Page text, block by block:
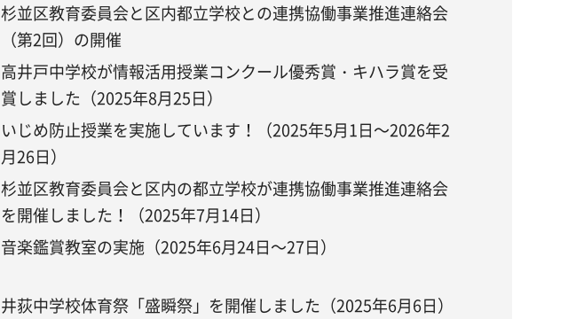
杉並区教育委員会と区内都立学校との連携協働事業推進連絡会
（第2回）の開催
高井戸中学校が情報活用授業コンクール優秀賞・キハラ賞を受
賞しました（2025年8月25日）
いじめ防止授業を実施しています！（2025年5月1日～2026年2
月26日）
杉並区教育委員会と区内の都立学校が連携協働事業推進連絡会
を開催しました！（2025年7月14日）
音楽鑑賞教室の実施（2025年6月24日～27日）
井荻中学校体育祭「盛瞬祭」を開催しました（2025年6月6日）